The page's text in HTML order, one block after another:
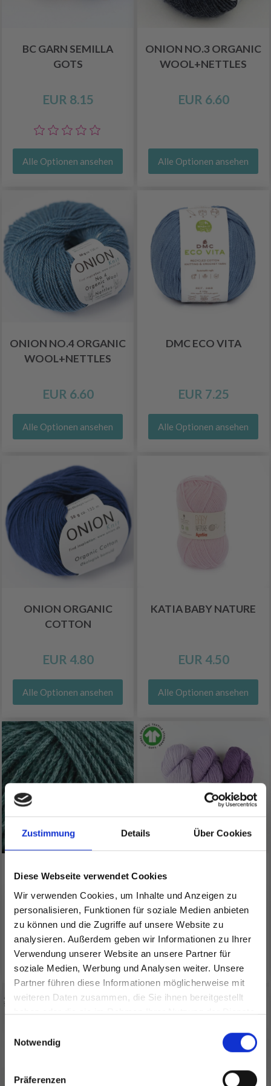
Zustimmung Details Über Cookies
Diese Webseite verwendet Cookies
Wir verwenden Cookies, um Inhalte und Anzeigen zu
personalisieren, Funktionen für soziale Medien anbieten
zu können und die Zugriffe auf unsere Website zu
analysieren. Außerdem geben wir Informationen zu Ihrer
Verwendung unserer Website an unsere Partner für
soziale Medien, Werbung und Analysen weiter. Unsere
Partner führen diese Informationen möglicherweise mit
weiteren Daten zusammen, die Sie ihnen bereitgestellt
haben oder die sie im Rahmen Ihrer Nutzung der Dienste
Notwendig
Präferenzen
BC GARN SEMILLA
GOTS
EUR 8.15
Alle Optionen ansehen
ONION NO.3 ORGANIC
WOOL+NETTLES
EUR 6.60
Alle Optionen ansehen
ONION NO.4 ORGANIC
WOOL+NETTLES
EUR 6.60
Alle Optionen ansehen
DMC ECO VITA
EUR 7.25
Alle Optionen ansehen
ONION ORGANIC
COTTON
EUR 4.80
Alle Optionen ansehen
KATIA BABY NATURE
EUR 4.50
Alle Optionen ansehen
ONION ORGANIC
EUR 6.15
Alle Optionen ansehen
BC GARN BIG BIO
BALANCE
EUR 14.70
Alle Optionen ansehen
Spare bis zu 50%
und erhalte exklusiven Zugang zu